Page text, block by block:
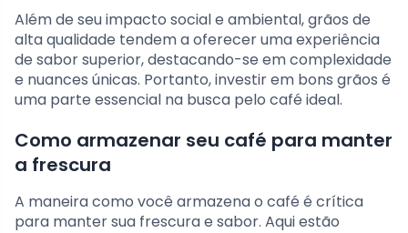
Além de seu impacto social e ambiental, grãos de
alta qualidade tendem a oferecer uma experiência
de sabor superior, destacando-se em complexidade
e nuances únicas. Portanto, investir em bons grãos é
uma parte essencial na busca pelo café ideal.
Como armazenar seu café para manter
a frescura
A maneira como você armazena o café é crítica
para manter sua frescura e sabor. Aqui estão